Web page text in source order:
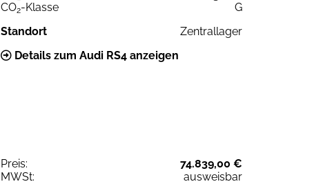
CO2-Klasse
G
Standort
Zentrallager
Details zum Audi RS4 anzeigen
Preis:
74.839,00 €
MWSt:
ausweisbar